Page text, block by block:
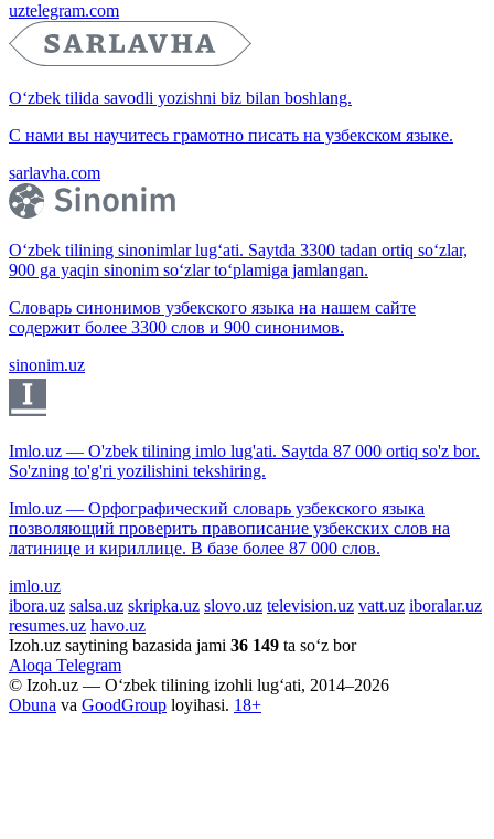
uztelegram.com
O‘zbek tilida savodli yozishni biz bilan boshlang.
С нами вы научитесь грамотно писать на узбекском языке.
sarlavha.com
O‘zbek tilining sinonimlar lug‘ati. Saytda 3300 tadan ortiq so‘zlar,
900 ga yaqin sinonim so‘zlar to‘plamiga jamlangan.
Словарь синонимов узбекского языка на нашем сайте
содержит более 3300 слов и 900 синонимов.
sinonim.uz
Imlo.uz — O'zbek tilining imlo lug'ati. Saytda 87 000 ortiq so'z bor.
So'zning to'g'ri yozilishini tekshiring.
Imlo.uz — Орфографический словарь узбекского языка
позволяющий проверить правописание узбекских слов на
латинице и кириллице. В базе более 87 000 слов.
imlo.uz
ibora.uz salsa.uz skripka.uz slovo.uz television.uz vatt.uz iboralar.uz
resumes.uz havo.uz
Izoh.uz saytining bazasida jami 36 149 ta so‘z bor
Aloqa Telegram
© Izoh.uz — O‘zbek tilining izohli lug‘ati, 2014–2026
Obuna va GoodGroup loyihasi. 18+